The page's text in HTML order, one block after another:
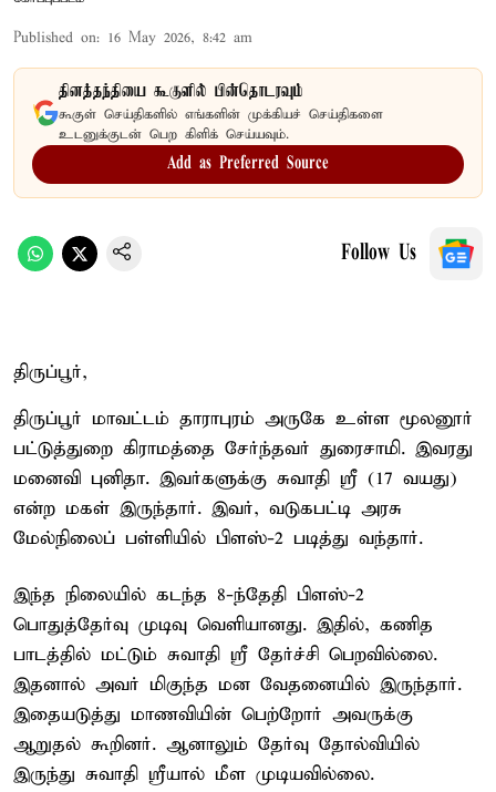
Published on: 16 May 2026, 8:42 am
தினத்தந்தியை கூகுளில் பின்தொடரவும்
கூகுள் செய்திகளில் எங்களின் முக்கியச் செய்திகளை
உடனுக்குடன் பெற கிளிக் செய்யவும்.
Add as Preferred Source
Follow Us
திருப்பூர்,
திருப்பூர் மாவட்டம் தாராபுரம் அருகே உள்ள மூலனூர்
பட்டுத்துறை கிராமத்தை சேர்ந்தவர் துரைசாமி. இவரது
மனைவி புனிதா. இவர்களுக்கு சுவாதி ஸ்ரீ (17 வயது)
என்ற மகள் இருந்தார். இவர், வடுகபட்டி அரசு
மேல்நிலைப் பள்ளியில் பிளஸ்-2 படித்து வந்தார்.
இந்த நிலையில் கடந்த 8-ந்தேதி பிளஸ்-2
பொதுத்தேர்வு முடிவு வெளியானது. இதில், கணித
பாடத்தில் மட்டும் சுவாதி ஸ்ரீ தேர்ச்சி பெறவில்லை.
இதனால் அவர் மிகுந்த மன வேதனையில் இருந்தார்.
இதையடுத்து மாணவியின் பெற்றோர் அவருக்கு
ஆறுதல் கூறினர். ஆனாலும் தேர்வு தோல்வியில்
இருந்து சுவாதி ஸ்ரீயால் மீள முடியவில்லை.